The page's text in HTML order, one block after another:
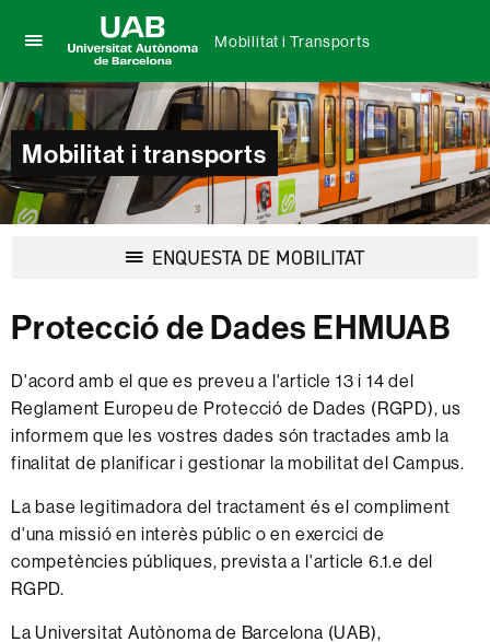
per
desplegar
el
menú
Mobilitat
i
Universitat
Autònoma
de
Barcelona
Mobilitat i Transports
Mobilitat i transports
ENQUESTA DE MOBILITATDesplegar
Protecció de Dades EHMUAB
D'acord amb el que es preveu a l'article 13 i 14 del
Reglament Europeu de Protecció de Dades (RGPD), us
informem que les vostres dades són tractades amb la
finalitat de planificar i gestionar la mobilitat del Campus.
La base legitimadora del tractament és el compliment
d'una missió en interès públic o en exercici de
competències públiques, prevista a l'article 6.1.e del
RGPD.
La Universitat Autònoma de Barcelona (UAB),